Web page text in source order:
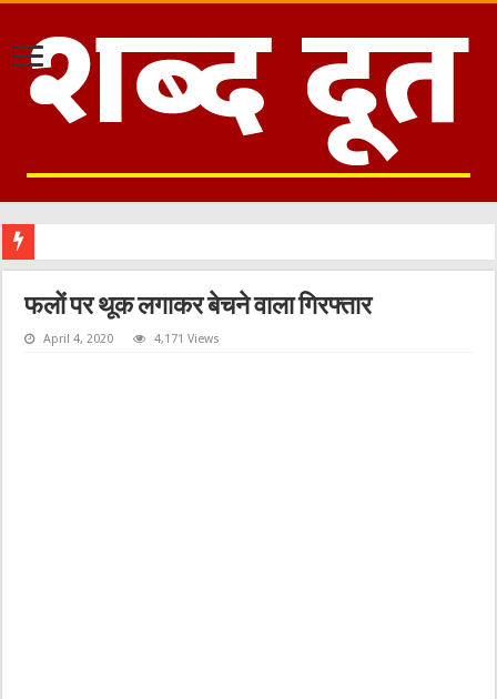
फलों पर थूक लगाकर बेचने वाला गिरफ्तार
April 4, 2020 4,171 Views